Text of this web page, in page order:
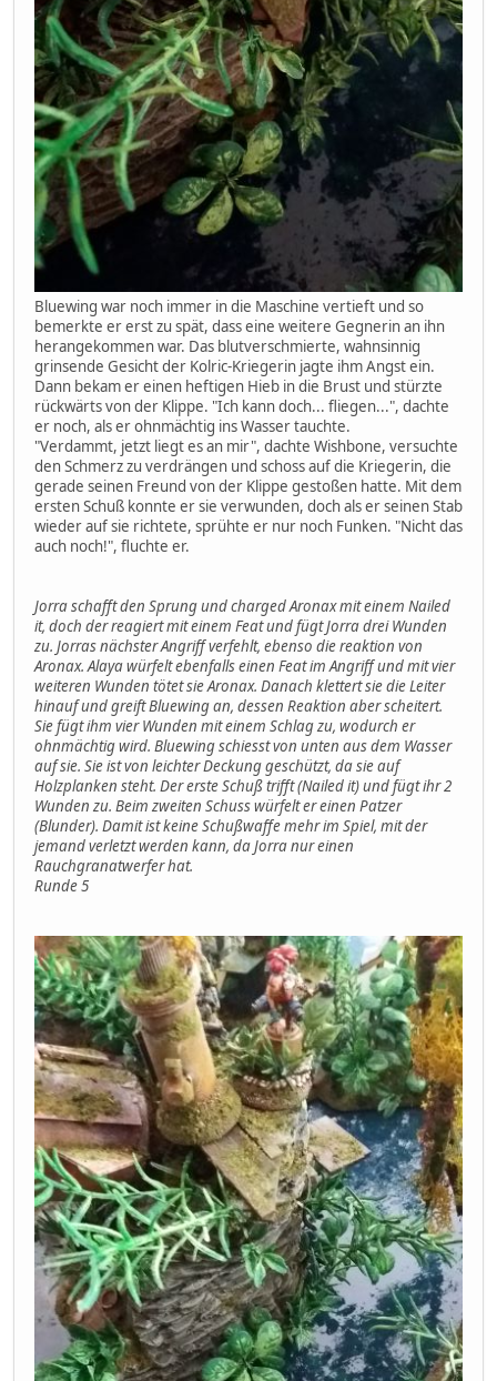
Bluewing war noch immer in die Maschine vertieft und so
bemerkte er erst zu spät, dass eine weitere Gegnerin an ihn
herangekommen war. Das blutverschmierte, wahnsinnig
grinsende Gesicht der Kolric-Kriegerin jagte ihm Angst ein.
Dann bekam er einen heftigen Hieb in die Brust und stürzte
rückwärts von der Klippe. "Ich kann doch... fliegen...", dachte
er noch, als er ohnmächtig ins Wasser tauchte.
"Verdammt, jetzt liegt es an mir", dachte Wishbone, versuchte
den Schmerz zu verdrängen und schoss auf die Kriegerin, die
gerade seinen Freund von der Klippe gestoßen hatte. Mit dem
ersten Schuß konnte er sie verwunden, doch als er seinen Stab
wieder auf sie richtete, sprühte er nur noch Funken. "Nicht das
auch noch!", fluchte er.
Jorra schafft den Sprung und charged Aronax mit einem Nailed
it, doch der reagiert mit einem Feat und fügt Jorra drei Wunden
zu. Jorras nächster Angriff verfehlt, ebenso die reaktion von
Aronax. Alaya würfelt ebenfalls einen Feat im Angriff und mit vier
weiteren Wunden tötet sie Aronax. Danach klettert sie die Leiter
hinauf und greift Bluewing an, dessen Reaktion aber scheitert.
Sie fügt ihm vier Wunden mit einem Schlag zu, wodurch er
ohnmächtig wird. Bluewing schiesst von unten aus dem Wasser
auf sie. Sie ist von leichter Deckung geschützt, da sie auf
Holzplanken steht. Der erste Schuß trifft (Nailed it) und fügt ihr 2
Wunden zu. Beim zweiten Schuss würfelt er einen Patzer
(Blunder). Damit ist keine Schußwaffe mehr im Spiel, mit der
jemand verletzt werden kann, da Jorra nur einen
Rauchgranatwerfer hat.
Runde 5